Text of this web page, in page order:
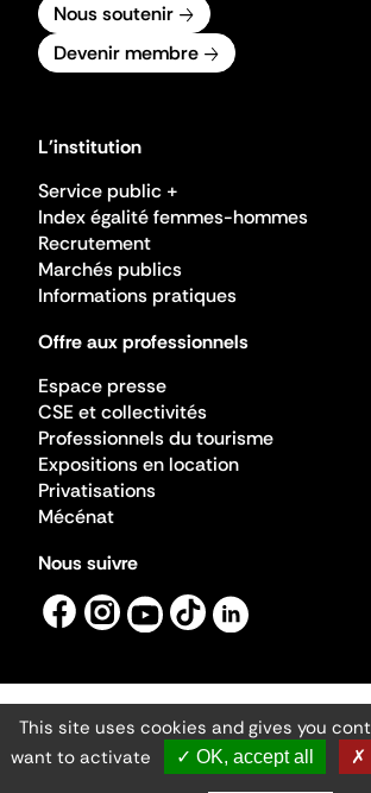
Nous soutenir
Devenir membre
L'institution
Service public +
Index égalité femmes-hommes
Recrutement
Marchés publics
Informations pratiques
Offre aux professionnels
Espace presse
CSE et collectivités
Professionnels du tourisme
Expositions en location
Privatisations
Mécénat
Nous suivre
Mentions légales
Gestion des cookies
Accessibilité numérique
Ministère de la Culture
This site uses cookies and gives you
want to activate
✓ OK, accept all ✗